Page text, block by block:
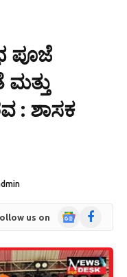
ಪೂಜೆ
: ಶಾಸಕ
us on
GoogleFacebook